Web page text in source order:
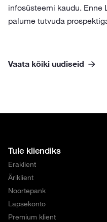
infosüsteemi kaudu. Enne
palume tutvuda
Vaata kõiki uudiseid
Tule kliendiks
Eraklient
Äriklient
Noortepank
Lapsekonto
Premium klient